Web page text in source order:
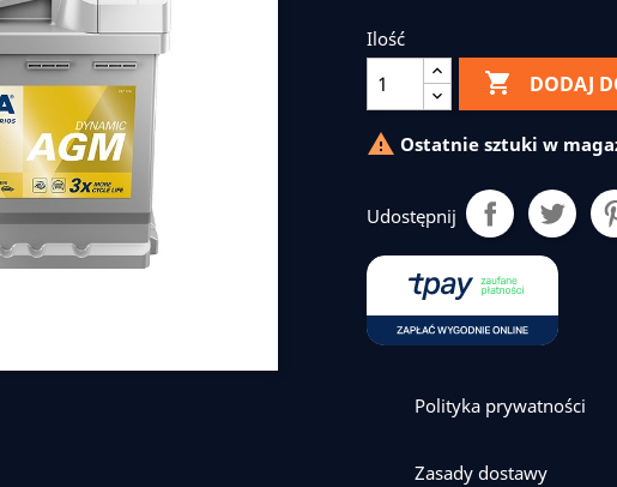
Ilość
 DODAJ
 Ostatnie sztuki w
Udostępnij
Polityka prywatności
Zasady dostawy